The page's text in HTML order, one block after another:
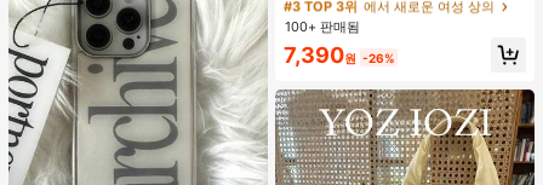
다용도 긴팔 티셔츠 탑, 봄/여름 핑크
#3 TOP 3위 에서 새로운 여성 상의
높은 재방문 고객
#3 TOP 3위 에서 새로운 여성 상의
높은 재방문 고객
#3 TOP 3위
에서 새로운 여성 상의
높은 재방문 고객
100+ 판매됨
7,390원 -26%